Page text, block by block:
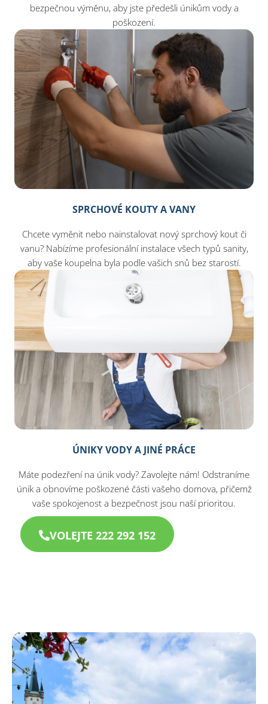
bezpečnou výměnu, aby jste předešli únikům vody a
poškození.
SPRCHOVÉ KOUTY A VANY
Chcete vyměnit nebo nainstalovat nový sprchový kout či
vanu? Nabízíme profesionální instalace všech typů sanity,
aby vaše koupelna byla podle vašich snů bez starostí.
ÚNIKY VODY A JINÉ PRÁCE
Máte podezření na únik vody? Zavolejte nám! Odstraníme
únik a obnovíme poškozené části vašeho domova, přičemž
vaše spokojenost a bezpečnost jsou naší prioritou.
VOLEJTE 222 292 152